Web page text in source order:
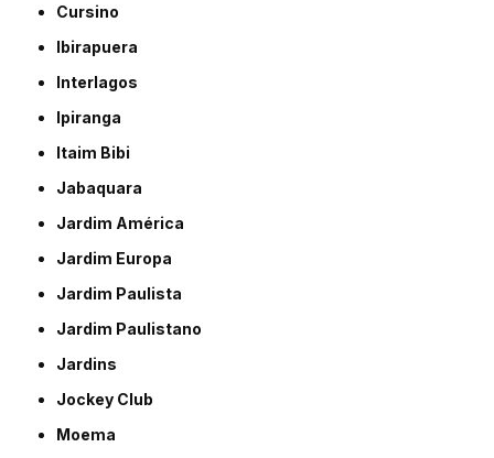
Cursino
Ibirapuera
Interlagos
Ipiranga
Itaim Bibi
Jabaquara
Jardim América
Jardim Europa
Jardim Paulista
Jardim Paulistano
Jardins
Jockey Club
Moema